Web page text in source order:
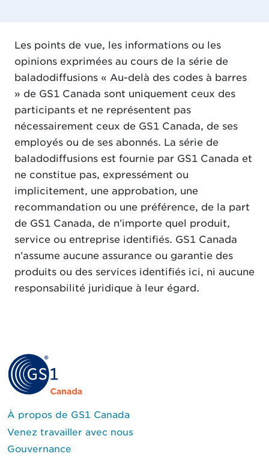
Les points de vue, les informations ou les
opinions exprimées au cours de la série de
baladodiffusions « Au-delà des codes à barres
» de GS1 Canada sont uniquement ceux des
participants et ne représentent pas
nécessairement ceux de GS1 Canada, de ses
employés ou de ses abonnés. La série de
baladodiffusions est fournie par GS1 Canada et
ne constitue pas, expressément ou
implicitement, une approbation, une
recommandation ou une préférence, de la part
de GS1 Canada, de n’importe quel produit,
service ou entreprise identifiés. GS1 Canada
n’assume aucune assurance ou garantie des
produits ou des services identifiés ici, ni aucune
responsabilité juridique à leur égard.
À propos de GS1 Canada
Venez travailler avec nous
Gouvernance